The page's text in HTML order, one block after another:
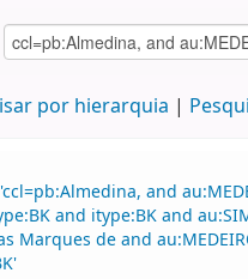
por hierarquia
and
and itype:BK and
Marques de and